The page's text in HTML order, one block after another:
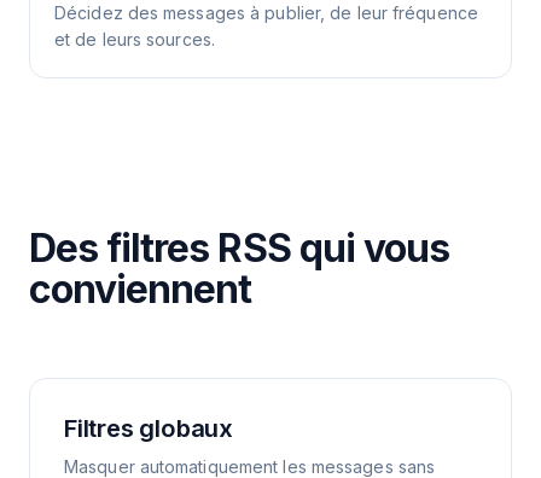
Décidez des messages à publier, de leur fréquence
et de leurs sources.
Des filtres RSS qui vous
conviennent
Filtres globaux
Masquer automatiquement les messages sans